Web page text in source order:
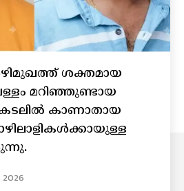
ശക്തമായ
മറിഞ്ഞുണ്ടായ
കാണാതായ
2026